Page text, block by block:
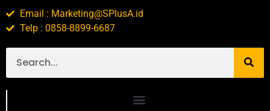
Email : Marketing@SPlusA.id
Telp : 0858-8899-6687